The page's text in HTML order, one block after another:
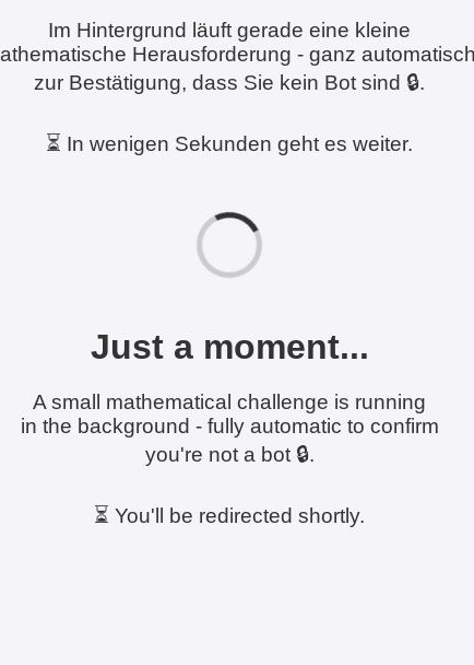
Im Hintergrund läuft gerade eine kleine
Herausforderung - ganz
zur Bestätigung, dass Sie kein Bot sind 🔒.
⏳ In wenigen Sekunden geht es weiter.
Just a moment...
A small mathematical challenge is running
in the background - fully automatic to confirm
you're not a bot 🔒.
⏳ You'll be redirected shortly.